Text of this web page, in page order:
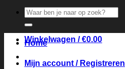
Zoeken
naar:
Winkelwagen /€0.00
Home
Mijn account / Registreren